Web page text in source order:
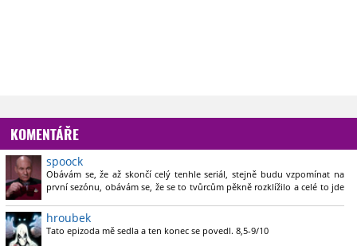
KOMENTÁŘE
spoock
Obávám se, že až skončí celý tenhle seriál, stejně budu vzpomínat na
první sezónu, obávám se, že se to tvůrcům pěkně rozklížilo a celé to jde
chaoticky překombinované.
hroubek
Tato epizoda mě sedla a ten konec se povedl. 8,5-9/10